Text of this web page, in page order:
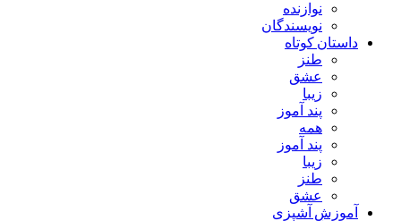
نوازنده
نویسندگان
داستان کوتاه
طنز
عشق
زیبا
پند آموز
همه
پند آموز
زیبا
طنز
عشق
آموزش آشپزی